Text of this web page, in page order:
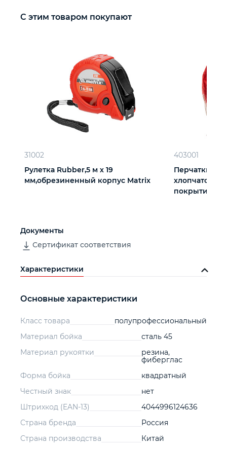
С этим товаром покупают
31002
Рулетка Rubber,5 м х 19
мм,обрезиненный корпус Matrix
403001
Перчатки
покрытием из
Документы
Сертификат соответствия
Характеристики
Основные характеристики
Класс товара
полупрофессиональный
Материал бойка
сталь 45
Материал рукоятки
резина,
фиберглас
Форма бойка
квадратный
Честный знак
нет
Штрихкод (EAN-13)
4044996124636
Страна бренда
Россия
Страна производства
Китай